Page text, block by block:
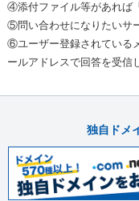
④添付ファイル等があれば
⑤問い合わせになりたいサ
⑥ユーザー登録されている
ールアドレスで回答を受信
独自ドメ